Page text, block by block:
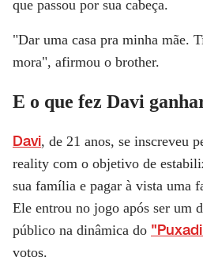
que passou por sua cabeça.
"Dar uma casa pra minha mãe.
mora", afirmou o brother.
E o que fez Davi
Davi, de 21 anos, se inscreveu
reality com o objetivo de
sua família e pagar à vista uma
Ele entrou no jogo após ser um
público na dinâmica do
votos.